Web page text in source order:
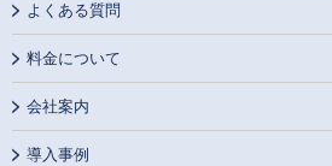
よくある質問
料金について
会社案内
導入事例